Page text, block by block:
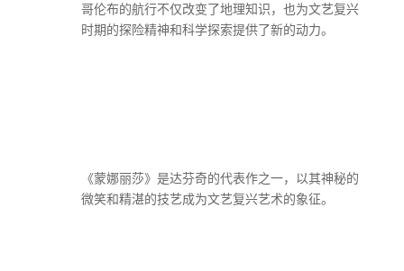
哥伦布的航行不仅改变了地理知识，也为文艺复兴
时期的探险精神和科学探索提供了新的动力。
《蒙娜丽莎》是达芬奇的代表作之一，以其神秘的
微笑和精湛的技艺成为文艺复兴艺术的象征。